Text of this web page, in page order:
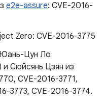
e2e-assure: CVE-2016-
Zero: CVE-2016-3775
Цун Ло
) и Сюйсянь Цзян из
CVE-2016-3771,
3773, CVE-2016-3774.